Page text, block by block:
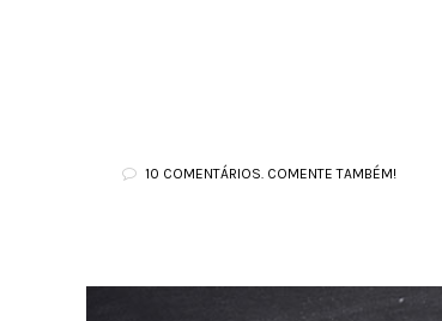
10 COMENTÁRIOS. COMENTE TAMBÉM!